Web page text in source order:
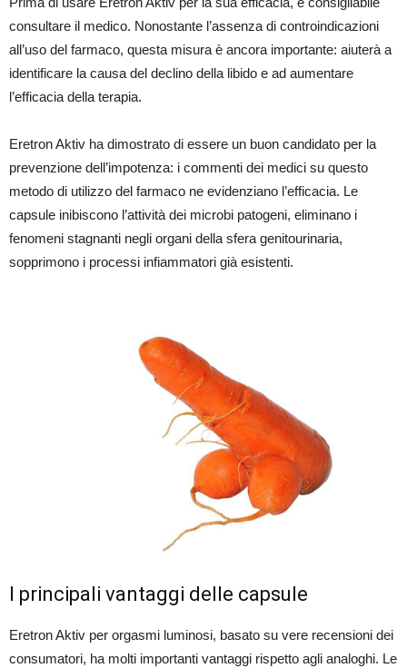
consultare il medico. Nonostante l’assenza di controindicazioni
all’uso del farmaco, questa misura è ancora importante: aiuterà a
identificare la causa del declino della libido e ad aumentare
l’efficacia della terapia.
Eretron Aktiv ha dimostrato di essere un buon candidato per la
prevenzione dell’impotenza: i commenti dei medici su questo
metodo di utilizzo del farmaco ne evidenziano l’efficacia. Le
capsule inibiscono l’attività dei microbi patogeni, eliminano i
fenomeni stagnanti negli organi della sfera genitourinaria,
sopprimono i processi infiammatori già esistenti.
I principali vantaggi delle capsule
Eretron Aktiv per orgasmi luminosi, basato su vere recensioni dei
consumatori, ha molti importanti vantaggi rispetto agli analoghi. Le